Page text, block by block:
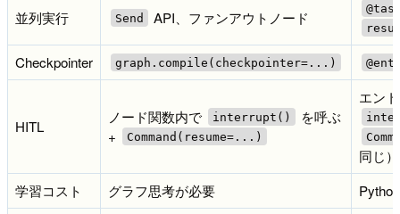
並列実行 Send API、ファンアウトノード
Checkpointer graph.compile(checkpointer=...)
HITL
ノード関数内で interrupt()
を呼ぶ
+
Command(resume=...)
エン
同じ）
学習コスト
グラフ思考が必要